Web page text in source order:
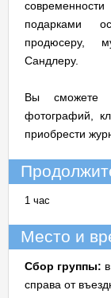
подарками
продюсеру,
Сандлеру.
Вы сможете
фотографий,
приобрести
1 час
Место и
Сбор группы:
справа от